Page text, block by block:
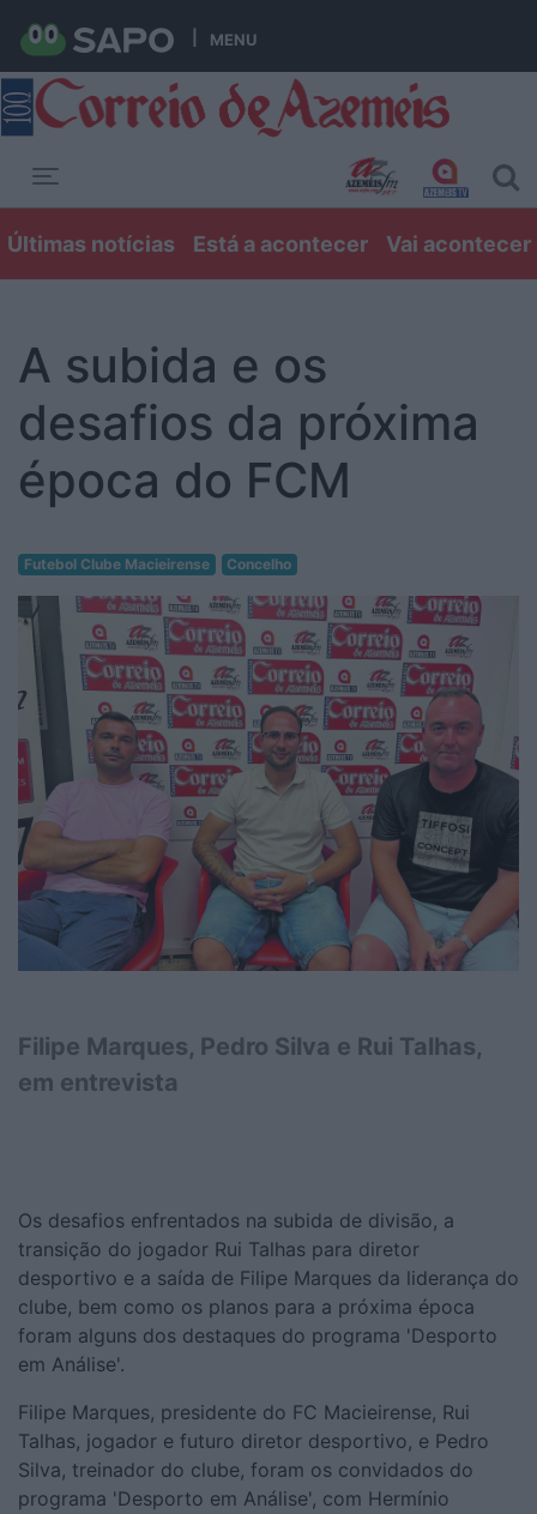
MENU
Últimas notícias Está a acontecer Vai acontecer
A subida e os
desafios da próxima
época do FCM
Futebol Clube Macieirense Concelho
Filipe Marques, Pedro Silva e Rui Talhas,
em entrevista
Os desafios enfrentados na subida de divisão, a
transição do jogador Rui Talhas para diretor
desportivo e a saída de Filipe Marques da liderança do
clube, bem como os planos para a próxima época
foram alguns dos destaques do programa 'Desporto
em Análise'.
Filipe Marques, presidente do FC Macieirense, Rui
Talhas, jogador e futuro diretor desportivo, e Pedro
Silva, treinador do clube, foram os convidados do
programa 'Desporto em Análise', com Hermínio